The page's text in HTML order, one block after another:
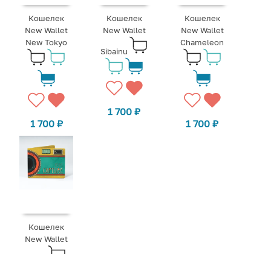
Кошелек
New Wallet
New Tokyo
1 700 ₽
Кошелек
New Wallet
Sibainu
1 700₽
Кошелек
New Wallet
Chameleon
1 700₽
Кошелек
New Wallet